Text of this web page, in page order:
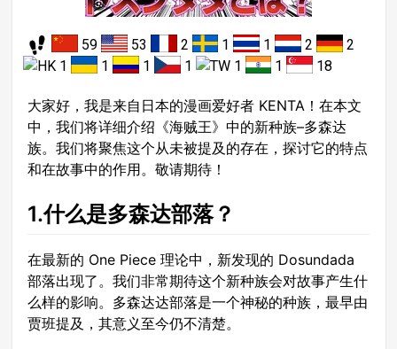
59 53 2 1 1 2
2
1
1 1 1 1 1 18
大家好，我是来自日本的漫画爱好者 KENTA！在本文
中，我们将详细介绍《海贼王》中的新种族–多森达
族。我们将聚焦这个从未被提及的存在，探讨它的特点
和在故事中的作用。敬请期待！
1.什么是多森达部落？
在最新的 One Piece 理论中，新发现的 Dosundada
部落出现了。我们非常期待这个新种族会对故事产生什
么样的影响。多森达达部落是一个神秘的种族，最早由
贾班提及，其意义至今仍不清楚。